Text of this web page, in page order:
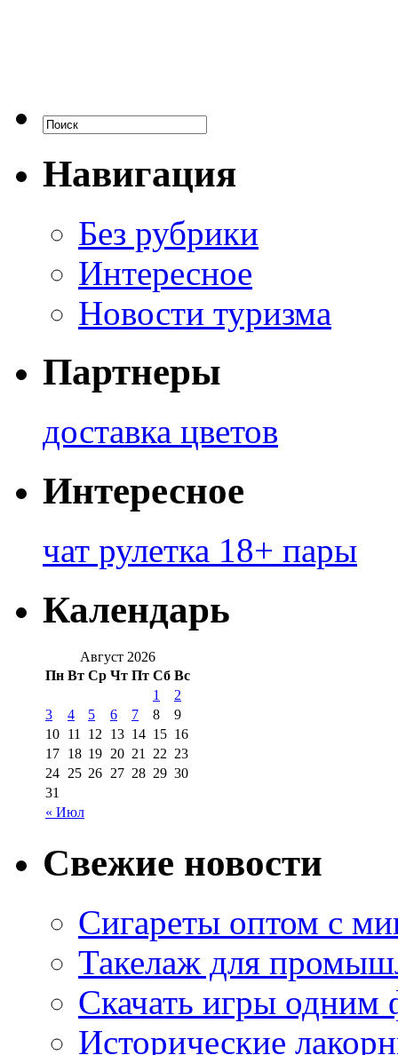
Навигация
Без рубрики
Интересное
Новости туризма
Партнеры
доставка цветов
Интересное
чат рулетка 18+ пары
Календарь
Август 2026
Пн Вт Ср Чт Пт Сб Вс
« Июл
1
2
3
4 5 6 7 8
9
10 11 12 13 14 15 16
17 18 19 20 21 22 23
24 25 26 27 28 29 30
31
Свежие новости
Сигареты оптом с
Такелаж для
Скачать игры одним
Исторические